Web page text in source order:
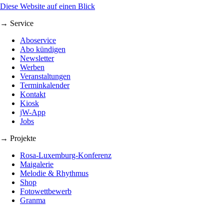
Diese Website auf einen Blick
→ Service
Aboservice
Abo kündigen
Newsletter
Werben
Veranstaltungen
Terminkalender
Kontakt
Kiosk
jW-App
Jobs
→ Projekte
Rosa-Luxemburg-Konferenz
Maigalerie
Melodie & Rhythmus
Shop
Fotowettbewerb
Granma